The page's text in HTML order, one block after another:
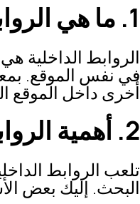
1. ما هي الروابط الداخلية؟
الروابط الداخلية
في نفس الموقع.
أخرى داخل الموقع
2. أهمية الروابط الداخلية لتحسين تصنيف الموقع
تلعب الروابط
البحث. إليك بعض